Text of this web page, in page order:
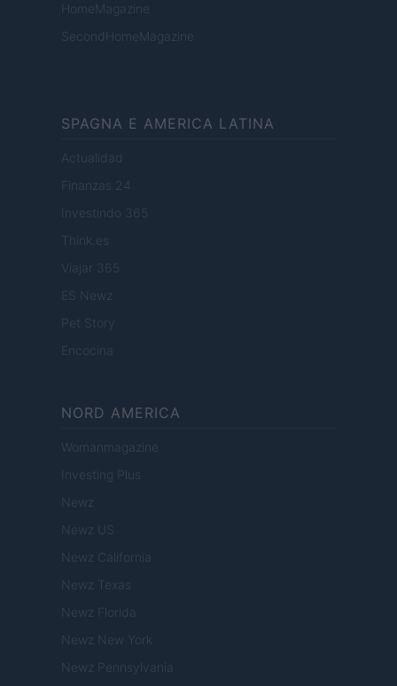
HomeMagazine
SecondHomeMagazine
SPAGNA E AMERICA LATINA
Actualidad
Finanzas 24
Investindo 365
Think.es
Viajar 365
ES Newz
Pet Story
Encocina
NORD AMERICA
Womanmagazine
Investing Plus
Newz
Newz US
Newz California
Newz Texas
Newz Florida
Newz New York
Newz Pennsylvania